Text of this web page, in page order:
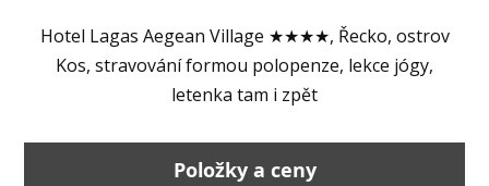
Hotel Lagas Aegean Village ★★★★, Řecko, ostrov
Kos, stravování formou polopenze, lekce jógy,
letenka tam i zpět
Položky a ceny